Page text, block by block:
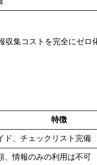
収集コストを完全にゼロ
特徴
ド、チェックリスト完備
、情報のみの利用は不可